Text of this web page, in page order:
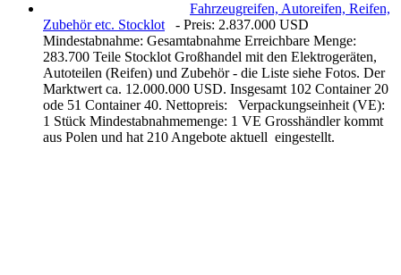
Fahrzeugreifen, Autoreifen, Reifen,
Zubehör etc. Stocklot
- Preis: 2.837.000 USD
Mindestabnahme: Gesamtabnahme Erreichbare Menge:
283.700 Teile Stocklot Großhandel mit den Elektrogeräten,
Autoteilen (Reifen) und Zubehör - die Liste siehe Fotos. Der
Marktwert ca. 12.000.000 USD. Insgesamt 102 Container 20
ode 51 Container 40. Nettopreis: Verpackungseinheit (VE):
1 Stück Mindestabnahmemenge: 1 VE Grosshändler kommt
aus Polen und hat 210 Angebote aktuell eingestellt.